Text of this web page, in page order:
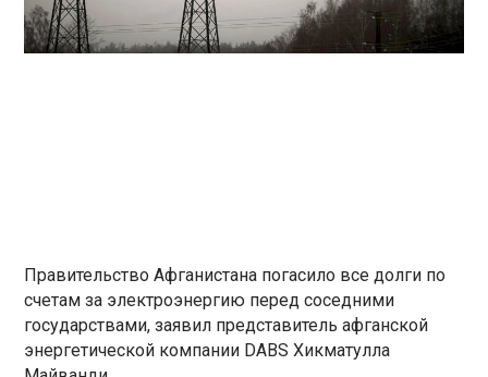
Правительство Афганистана погасило все долги по
счетам за электроэнергию перед соседними
государствами, заявил представитель афганской
энергетической компании DABS Хикматулла